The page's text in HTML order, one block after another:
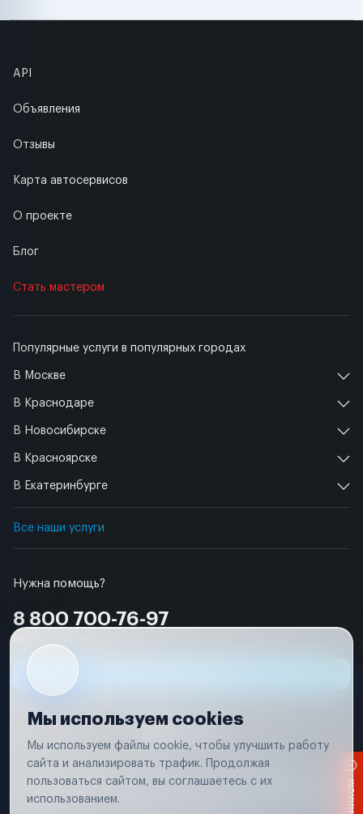
Нужна помощь?
8 800 700-76-97
Популярные услуги в популярных городах
В Москве
В Краснодаре
В Новосибирске
В Красноярске
В Екатеринбурге
Все наши услуги
API
Объявления
Отзывы
Карта автосервисов
О проекте
Блог
Стать мастером
Условия использования
Удаление аккаунта
Вся информация, представленная на сайте, носит исключительно
соответствии с положениями статьи 437 (п. 2) Гражданского кодекса
Мы используем cookies
Мы используем файлы cookie, чтобы улучшить работу
сайта и анализировать трафик. Продолжая
пользоваться сайтом, вы соглашаетесь с их
использованием.